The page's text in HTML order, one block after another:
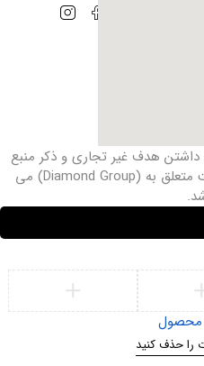
داشتن هدف غیر ‌تجاری و ذکر منبع
کافیست. تمام حقوق این وب‌سایت متعلق به (Diamond Group) می
محصول
را حذف کنید